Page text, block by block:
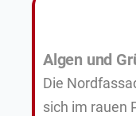
Algen und
Die
sich im rauen